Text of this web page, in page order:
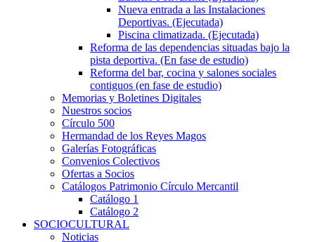
Nueva entrada a las Instalaciones
Deportivas. (Ejecutada)
Piscina climatizada. (Ejecutada)
Reforma de las dependencias situadas bajo la
pista deportiva. (En fase de estudio)
Reforma del bar, cocina y salones sociales
contiguos (en fase de estudio)
Memorias y Boletines Digitales
Nuestros socios
Círculo 500
Hermandad de los Reyes Magos
Galerías Fotográficas
Convenios Colectivos
Ofertas a Socios
Catálogos Patrimonio Círculo Mercantil
Catálogo 1
Catálogo 2
SOCIOCULTURAL
Noticias